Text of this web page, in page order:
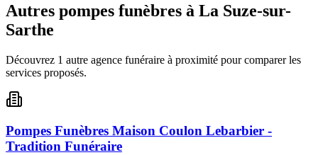
Autres pompes funèbres à La Suze-sur-
Sarthe
Découvrez 1 autre agence funéraire à proximité pour comparer les
services proposés.
Pompes Funèbres Maison Coulon Lebarbier -
Tradition Funéraire